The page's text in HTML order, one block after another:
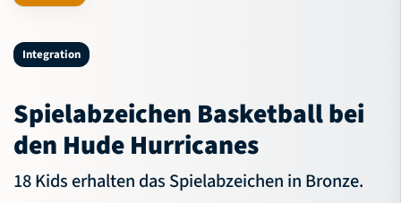
Integration
Spielabzeichen Basketball bei
den Hude Hurricanes
18 Kids erhalten das Spielabzeichen in Bronze.
Bildung
NBV-Jugend
Verband